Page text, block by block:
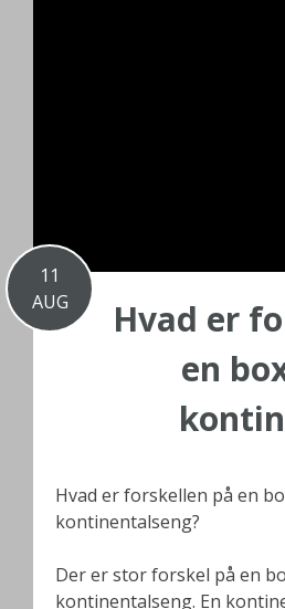
11
AUG
Hvad er
en
Hvad er forskellen på en
kontinentalseng?
Der er stor forskel på en
kontinentalseng. En